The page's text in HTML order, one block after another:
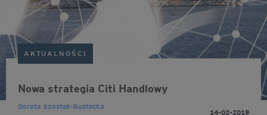
AKTUALNOŚCI
Nowa strategia Citi Handlowy
Dorota Szostek-Rustecka
14-02-2019